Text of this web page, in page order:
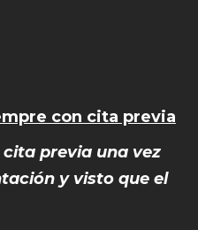
con cita previa
previa una vez
y visto que el